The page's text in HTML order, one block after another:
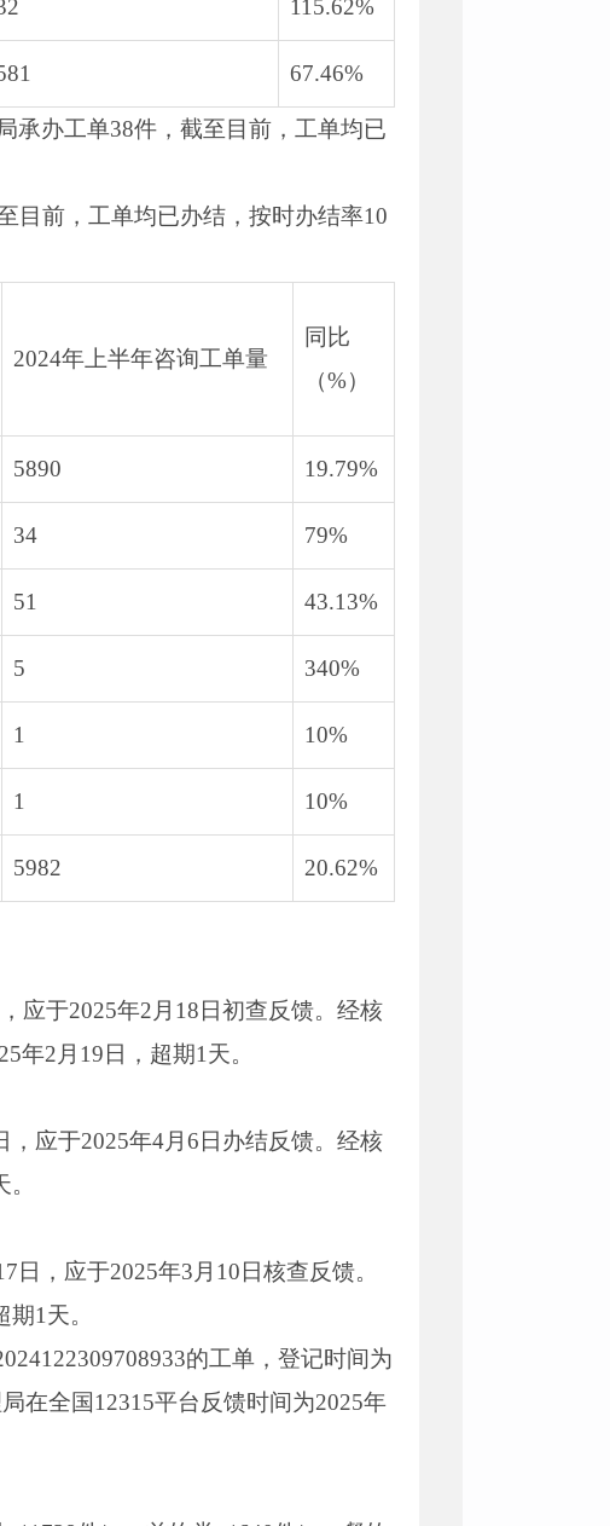
115.62%
67.46%
承办工单38件，截至目前，工单均已
目前，工单均已办结，按时办结率10
2024年上半年咨询工单量
同比
（%）
5890 19.79%
34 79%
51 43.13%
5 340%
1 10%
1 10%
5982 20.62%
应于2025年2月18日初查反馈。经核
年2月19日，超期1天。
，应于2025年4月6日办结反馈。经核
日，应于2025年3月10日核查反馈。
1天。
的工单，登记时间为
在全国12315平台反馈时间为2025年